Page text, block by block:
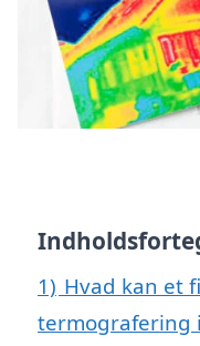
1) Hvad kan et
termografering